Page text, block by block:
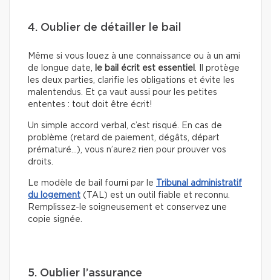
4. Oublier de détailler le bail
Même si vous louez à une connaissance ou à un ami
de longue date,
le bail écrit est essentiel . Il protège
les deux parties, clarifie les obligations et évite les
malentendus. Et ça vaut aussi pour les petites
ententes : tout doit être écrit!
Un simple accord verbal, c’est risqué. En cas de
problème (retard de paiement, dégâts, départ
prématuré…), vous n’aurez rien pour prouver vos
droits.
Le modèle de bail fourni par le
Tribunal administratif
du logement (TAL) est un outil fiable et reconnu.
Remplissez-le soigneusement et conservez une
copie signée.
5. Oublier l’assurance